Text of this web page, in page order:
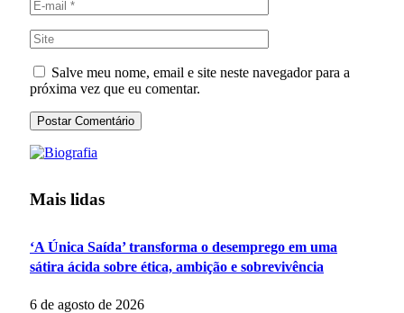
Salve meu nome, email e site neste navegador para a
próxima vez que eu comentar.
Mais lidas
‘A Única Saída’ transforma o desemprego em uma
sátira ácida sobre ética, ambição e sobrevivência
6 de agosto de 2026